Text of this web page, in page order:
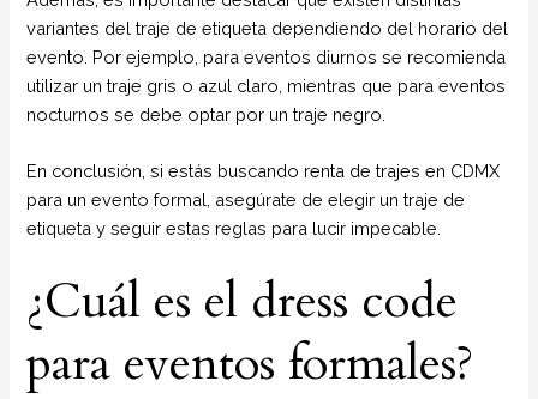
variantes del traje de etiqueta dependiendo del horario del
evento. Por ejemplo, para eventos diurnos se recomienda
utilizar un traje gris o azul claro, mientras que para eventos
nocturnos se debe optar por un traje negro.
En conclusión, si estás buscando renta de trajes en CDMX
para un evento formal, asegúrate de elegir un traje de
etiqueta y seguir estas reglas para lucir impecable.
¿Cuál es el dress code
para eventos formales?